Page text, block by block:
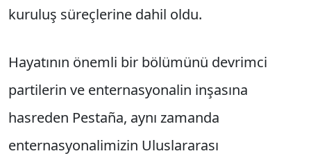
kuruluş süreçlerine dahil oldu.
Hayatının önemli bir bölümünü devrimci
partilerin ve enternasyonalin inşasına
hasreden Pestaña, aynı zamanda
enternasyonalimizin Uluslararası